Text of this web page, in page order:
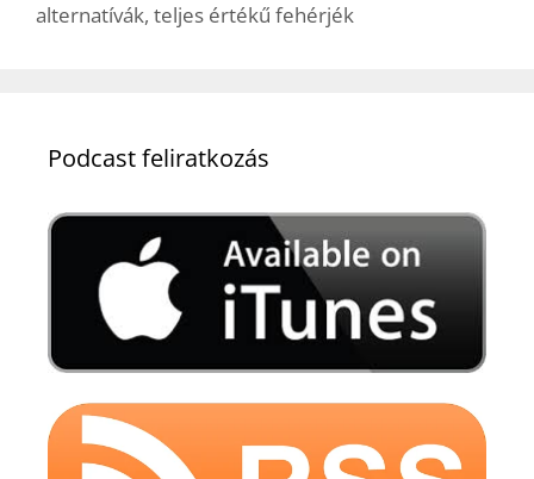
alternatívák, teljes értékű fehérjék
Podcast feliratkozás